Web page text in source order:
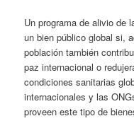
Un programa de alivio de
un bien público global si,
población también
paz internacional o
condiciones sanitarias
internacionales y las
proveen este tipo de